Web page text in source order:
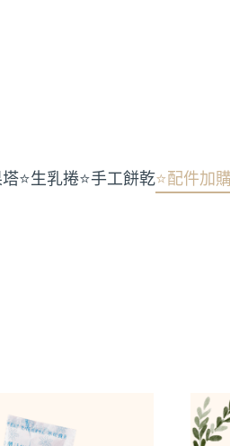
塔⭐️生乳捲⭐️手工餅乾⭐️配件加